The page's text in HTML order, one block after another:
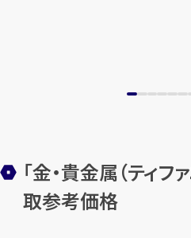
「金・貴金属（ティフ
取参考価格